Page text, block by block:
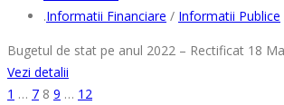
.Informatii Financiare / Informatii Publice
Bugetul de stat pe anul 2022 – Rectificat 18
Vezi detalii
1 … 7 8 9 … 12